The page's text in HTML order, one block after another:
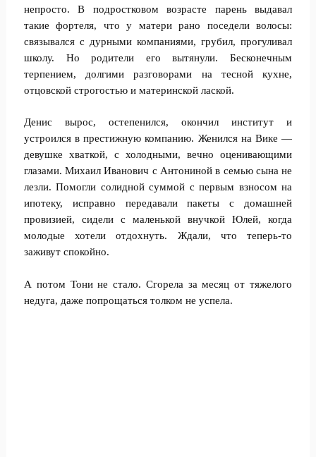
непросто. В подростковом возрасте парень выдавал
такие фортеля, что у матери рано поседели волосы:
связывался с дурными компаниями, грубил, прогуливал
школу. Но родители его вытянули. Бесконечным
терпением, долгими разговорами на тесной кухне,
отцовской строгостью и материнской лаской.
Денис вырос, остепенился, окончил институт и
устроился в престижную компанию. Женился на Вике —
девушке хваткой, с холодными, вечно оценивающими
глазами. Михаил Иванович с Антониной в семью сына не
лезли. Помогли солидной суммой с первым взносом на
ипотеку, исправно передавали пакеты с домашней
провизией, сидели с маленькой внучкой Юлей, когда
молодые хотели отдохнуть. Ждали, что теперь-то
заживут спокойно.
А потом Тони не стало. Сгорела за месяц от тяжелого
недуга, даже попрощаться толком не успела.